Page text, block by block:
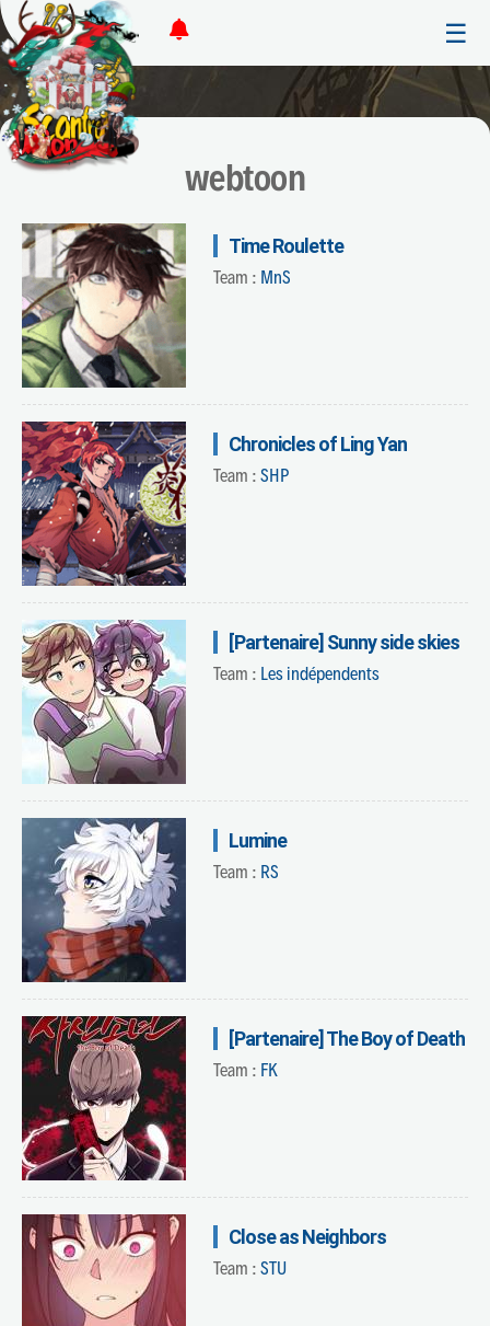
☰
webtoon
Time Roulette
Team : MnS
Chronicles of Ling Yan
Team : SHP
[Partenaire] Sunny side skies
Team : Les indépendents
Lumine
Team : RS
[Partenaire] The Boy of Death
Team : FK
Close as Neighbors
Team : STU